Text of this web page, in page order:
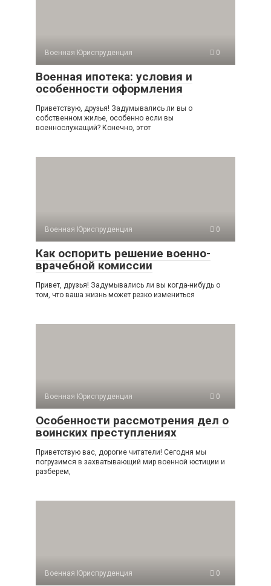
Военная Юриспруденция 0
Военная ипотека: условия и
особенности оформления
Приветствую, друзья! Задумывались ли вы о
собственном жилье, особенно если вы
военнослужащий? Конечно, этот
Военная Юриспруденция 0
Как оспорить решение военно-
врачебной комиссии
Привет, друзья! Задумывались ли вы когда-нибудь о
том, что ваша жизнь может резко измениться
Военная Юриспруденция 0
Особенности рассмотрения дел о
воинских преступлениях
Приветствую вас, дорогие читатели! Сегодня мы
погрузимся в захватывающий мир военной юстиции и
разберем,
Военная Юриспруденция 0